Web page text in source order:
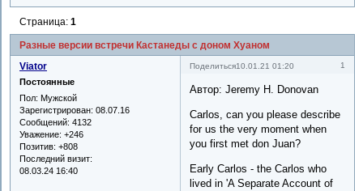
Разные версии встречи Кастанеды с доном Хуаном
Страница:1
Поделиться 1
10.01.21 01:20
Viator
Постоянные
Пол: Мужской
Зарегистрирован: 08.07.16
Сообщений: 4132
Уважение: +246
Позитив: +808
Последний визит:
08.03.24 16:40
Автор: Jeremy H. Donovan
Carlos, can you please describe
for us the very moment when
you first met don Juan?
Early Carlos - the Carlos who
lived in 'A Separate Account of